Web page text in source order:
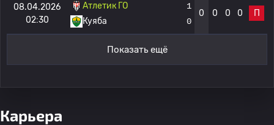
08.04.2026
02:30
Атлетик ГО
Куяба
1
0
0 0 0 0 П
Показать ещё
Карьера